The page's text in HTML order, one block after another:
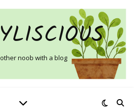
noob with a blog